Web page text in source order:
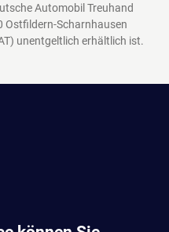
Automobil Treuhand
Ostfildern-Scharnhausen
unentgeltlich erhältlich ist.